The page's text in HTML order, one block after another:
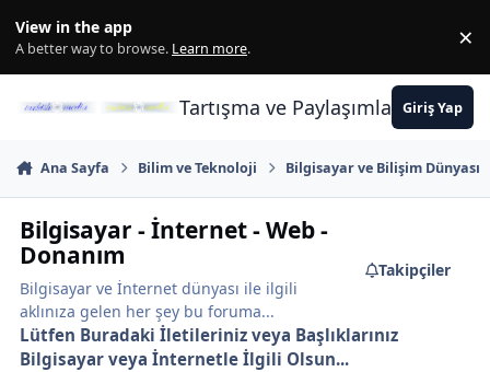
View in the app
A better way to browse. Learn more. ×
Tartışma ve PaylaşımlarınGiriş Yap
Ana Sayfa Bilim ve Teknoloji Bilgisayar ve Bilişim Dünyası
Bilgisayar - İnternet - Web -
Donanım
Bilgisayar ve İnternet dünyası ile ilgili
aklınıza gelen her şey bu foruma...
Takipçiler
Lütfen Buradaki İletileriniz veya Başlıklarınız
Bilgisayar veya İnternetle İlgili Olsun...